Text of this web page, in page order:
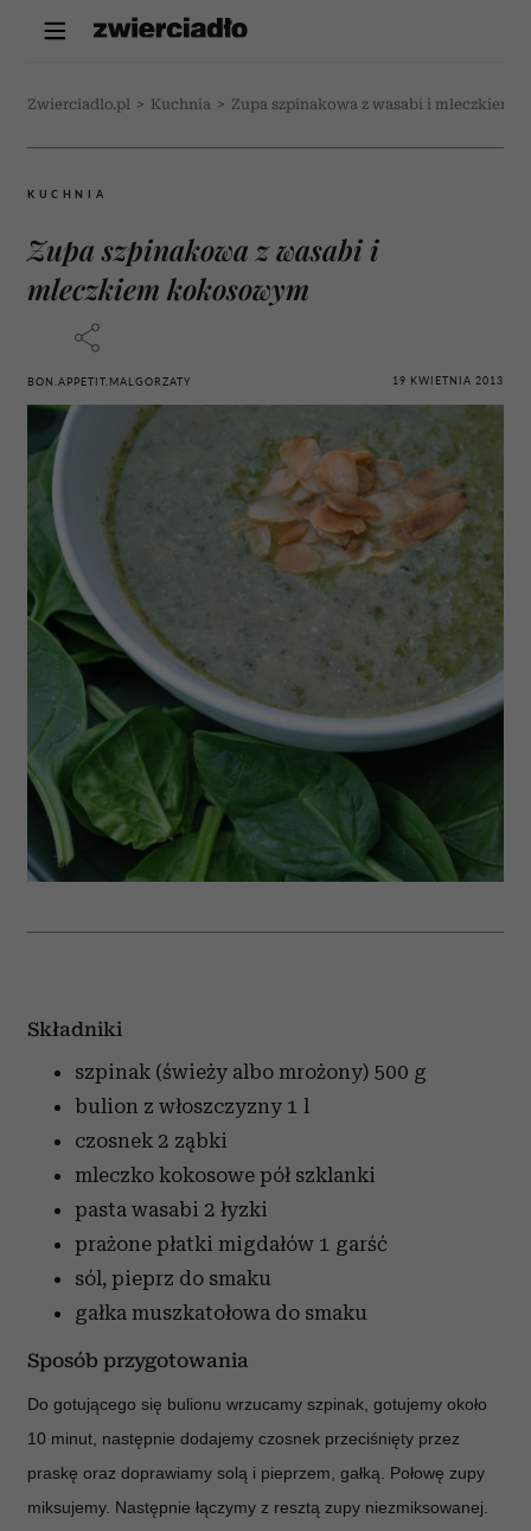
Zwierciadlo.pl > Kuchnia > Zupa szpinakowa z wasabi i mleczkiem
KUCHNIA
Zupa szpinakowa z wasabi i
mleczkiem kokosowym
BON.APPETIT.MALGORZATY 19 KWIETNIA 2013
Składniki
szpinak (świeży albo mrożony) 500 g
bulion z włoszczyzny 1 l
czosnek 2 ząbki
mleczko kokosowe pół szklanki
pasta wasabi 2 łyzki
prażone płatki migdałów 1 garść
sól, pieprz do smaku
gałka muszkatołowa do smaku
Sposób przygotowania
Do gotującego się bulionu wrzucamy szpinak, gotujemy około
10 minut, następnie dodajemy czosnek przeciśnięty przez
praskę oraz doprawiamy solą i pieprzem, gałką. Połowę zupy
miksujemy. Następnie łączymy z resztą zupy niezmiksowanej.